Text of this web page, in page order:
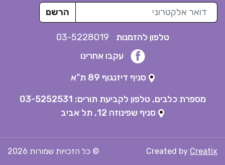
דואר אלקטרוני
הרשם
טלפון להזמנות
עקבו אחרינו
סניף דיזנגוף 89 ת"א
מספרת כלבים, טלפון לקביעת תורים: 03-5252531
סניף שפינוזה 12, תל אביב
Created by Creatix © כל הזכויות שמורות